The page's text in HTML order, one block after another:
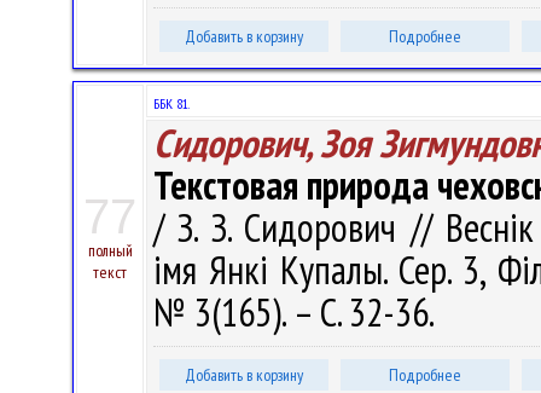
Добавить в корзину Подробнее
77
полный
текст
ББК 81.
Сидорович, Зоя
Текстовая природа
/ З. З. Сидорович // Веснік
імя Янкі Купалы. Сер. 3,
№ 3(165). – С. 32-36.
Добавить в корзину Подробнее